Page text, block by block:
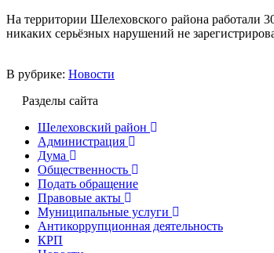
На территории Шелеховского района работали
никаких серьёзных нарушений не
В рубрике: Новости
Разделы сайта
Шелеховский район
Администрация
Дума
Общественность
Подать обращение
Правовые акты
Муниципальные услуги
Антикоррупционная деятельность
КРП